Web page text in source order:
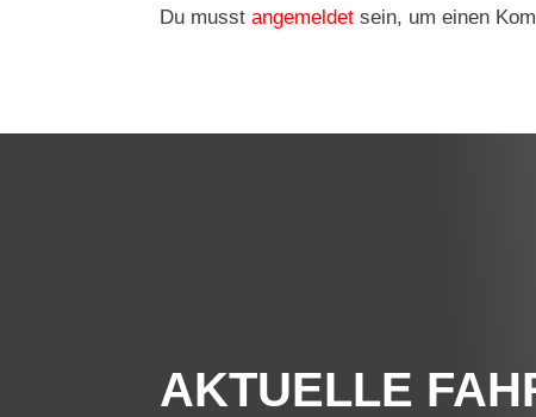
Du musstangemeldet sein, um einen
AKTUELLE